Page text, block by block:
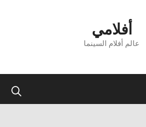
أفلامي
عالم أفلام السينما